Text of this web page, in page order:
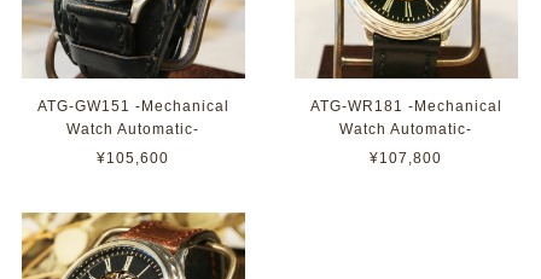
ATG-GW151 -Mechanical
Watch Automatic-
¥105,600
ATG-WR181 -Mechanical
Watch Automatic-
¥107,800